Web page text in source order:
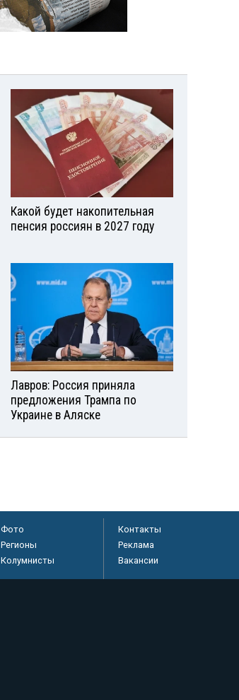
Какой будет накопительная
пенсия россиян в 2027 году
Лавров: Россия приняла
предложения Трампа по
Украине в Аляске
Фото
Регионы
Колумнисты
Контакты
Реклама
Вакансии